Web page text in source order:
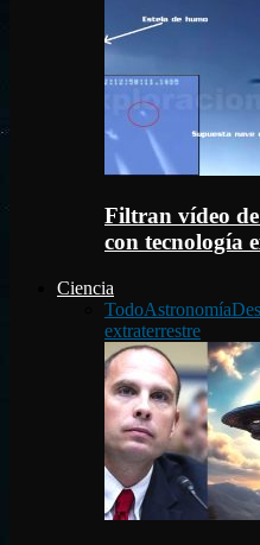
Filtran vídeo
con tecnología
Ciencia
TodoAstronomía
extraterrestre